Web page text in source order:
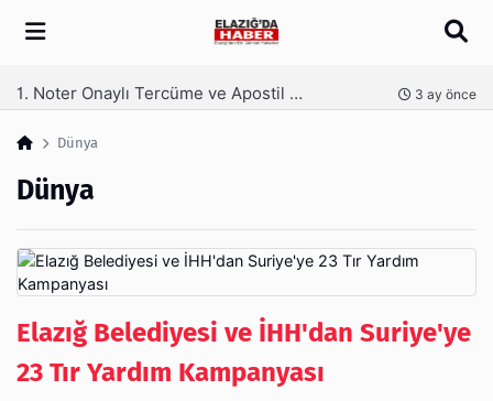
Arama
Kaş Laminasyonu Nedir ve Neden Tercih Edilir? 4 ay önce
Dünya
Dünya
Elazığ Belediyesi ve İHH'dan Suriye'ye
23 Tır Yardım Kampanyası